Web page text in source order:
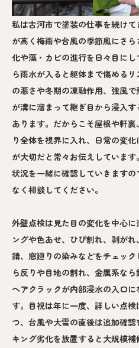
私は古河市で塗装の仕事を続け
が高く梅雨や台風の季節風にさ
化や藻・カビの進行を日々目に
ら雨水が入ると躯体まで傷める
の悪さや冬期の凍融作用、強風
が溝に溜まって継ぎ目から浸入
あります。だからこそ屋根や軒
り全体を視界に入れ、日常の変
が大切だと常々お伝えしていま
状況を一緒に確認していきます
なく相談してください。
外壁点検は見た目の変化を中心
ングや色あせ、ひび割れ、剥が
錆、窓廻りの染みなどをチェッ
ら反りや目地の割れ、金属系な
ヘアクラックが内部浸水の入口
す。目視は年に一度、詳しい点
つ、台風や大雪の直後は追加確
キング劣化を放置すると大規模